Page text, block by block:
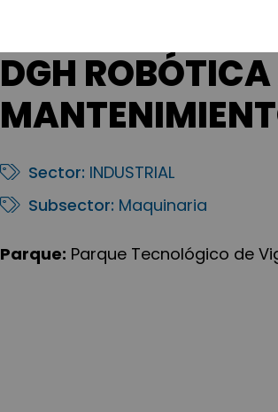
DGH
Sector: INDUSTRIAL
Subsector: Maquinaria
Parque: Parque Tecnológico de